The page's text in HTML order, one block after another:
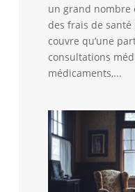
un grand nombre
des frais de
couvre qu’une
consultations
médicaments,...